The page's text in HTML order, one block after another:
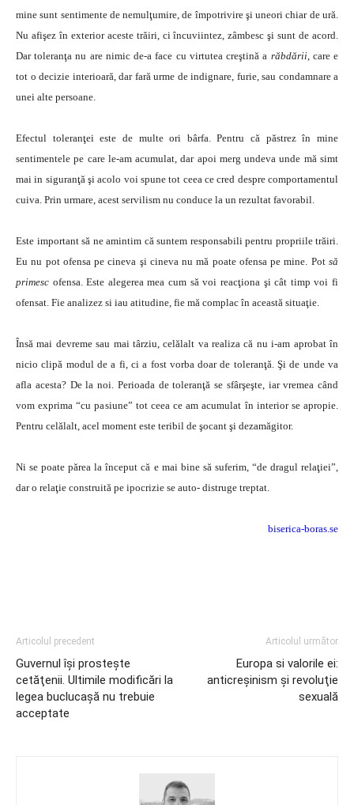
mine sunt sentimente de nemulţumire, de împotrivire şi uneori chiar de ură.
Nu afişez în exterior aceste trăiri, ci încuviintez, zâmbesc şi sunt de acord.
Dar toleranţa nu are nimic de-a face cu virtutea creştină a răbdării, care e
tot o decizie interioară, dar fară urme de indignare, furie, sau condamnare a
unei alte persoane.
Efectul toleranţei este de multe ori bârfa. Pentru că păstrez în mine
sentimentele pe care le-am acumulat, dar apoi merg undeva unde mă simt
mai in siguranţă şi acolo voi spune tot ceea ce cred despre comportamentul
cuiva. Prin urmare, acest servilism nu conduce la un rezultat favorabil.
Este important să ne amintim că suntem responsabili pentru propriile trăiri.
Eu nu pot ofensa pe cineva şi cineva nu mă poate ofensa pe mine. Pot să
primesc ofensa. Este alegerea mea cum să voi reacţiona şi cât timp voi fi
ofensat. Fie analizez si iau atitudine, fie mă complac în această situaţie.
Însă mai devreme sau mai târziu, celălalt va realiza că nu i-am aprobat în
nicio clipă modul de a fi, ci a fost vorba doar de toleranţă. Şi de unde va
afla acesta? De la noi. Perioada de toleranţă se sfârşeşte, iar vremea când
vom exprima “cu pasiune” tot ceea ce am acumulat în interior se apropie.
Pentru celălalt, acel moment este teribil de şocant şi dezamăgitor.
Ni se poate părea la început că e mai bine să suferim, “de dragul relaţiei”,
dar o relaţie construită pe ipocrizie se auto- distruge treptat.
biserica-boras.se
Articolul precedent
Guvernul îşi prosteşte
cetăţenii. Ultimile modificări la
legea buclucaşă nu trebuie
acceptate
Articolul următor
Europa si valorile ei:
anticreşinism şi revoluţie
sexuală